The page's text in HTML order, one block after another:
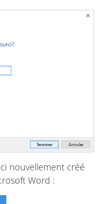
nouvellement créé
Word :